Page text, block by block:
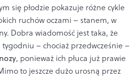
się płodzie pokazuje różne cykle
ruchów oczami – stanem, w
Dobra wiadomość jest taka, że
– chociaż przedwcześnie –
, ponieważ ich płuca już prawie
to jeszcze dużo urosną przez